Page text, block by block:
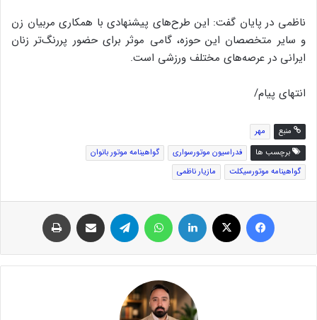
ناظمی در پایان گفت: این طرح‌های پیشنهادی با همکاری مربیان زن
و سایر متخصصان این حوزه، گامی موثر برای حضور پررنگ‌تر زنان
ایرانی در عرصه‌های مختلف ورزشی است.
انتهای پیام/
منبع
مهر
برچسب ها
فدراسیون موتورسواری
گواهینامه موتور بانوان
گواهینامه موتورسیکلت
مازیار ناظمی
فیس بوک لینکدین تلگرام اشتراک گذاری از طریق ایمیل